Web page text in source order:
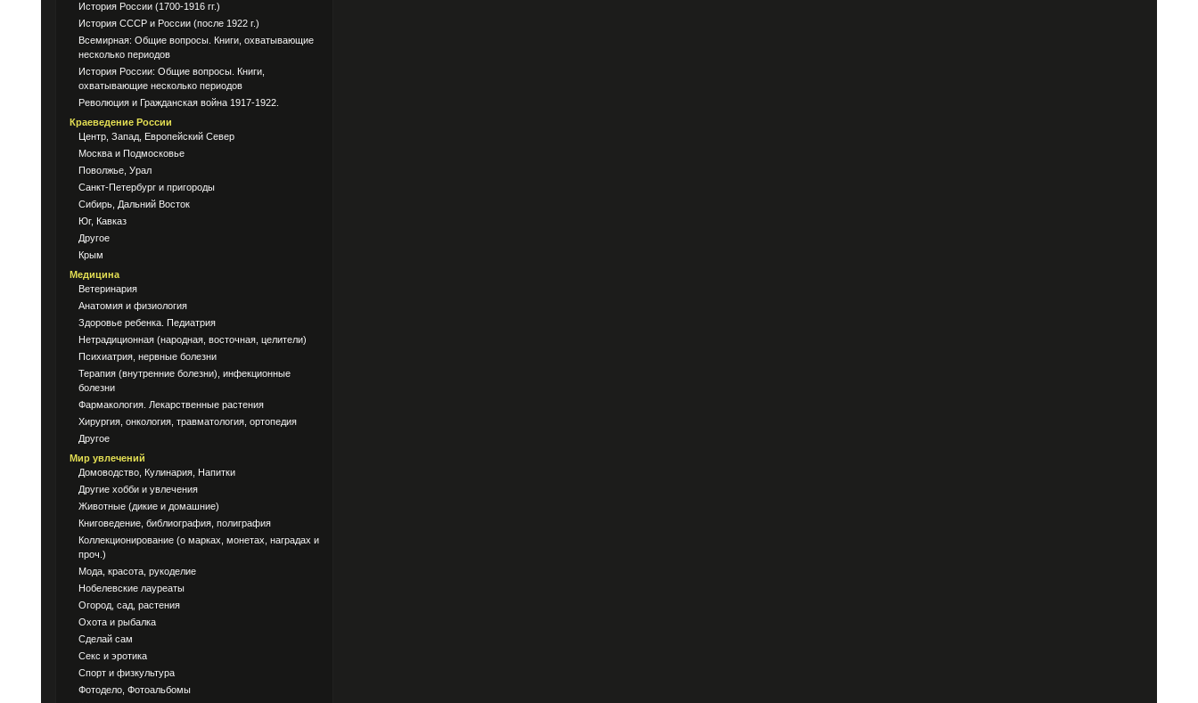
История России (1700-1916 гг.)
История СССР и России (после 1922 г.)
Всемирная: Общие вопросы. Книги, охватывающие
несколько периодов
История России: Общие вопросы. Книги,
охватывающие несколько периодов
Революция и Гражданская война 1917-1922.
Краеведение России
Центр, Запад, Европейский Север
Москва и Подмосковье
Поволжье, Урал
Санкт-Петербург и пригороды
Сибирь, Дальний Восток
Юг, Кавказ
Другое
Крым
Медицина
Ветеринария
Анатомия и физиология
Здоровье ребенка. Педиатрия
Нетрадиционная (народная, восточная, целители)
Психиатрия, нервные болезни
Терапия (внутренние болезни), инфекционные
болезни
Фармакология. Лекарственные растения
Хирургия, онкология, травматология, ортопедия
Другое
Мир увлечений
Домоводство, Кулинария, Напитки
Другие хобби и увлечения
Животные (дикие и домашние)
Книговедение, библиография, полиграфия
Коллекционирование (о марках, монетах, наградах и
проч.)
Мода, красота, рукоделие
Нобелевские лауреаты
Огород, сад, растения
Охота и рыбалка
Сделай сам
Секс и эротика
Спорт и физкультура
Фотодело, Фотоальбомы